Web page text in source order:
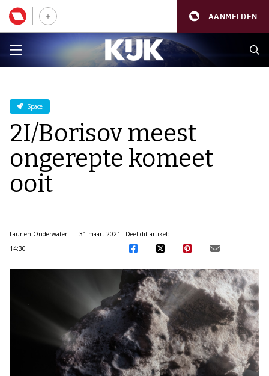
AANMELDEN
Space
2I/Borisov meest
ongerepte komeet
ooit
Laurien Onderwater
31 maart 2021
14:30
Deel dit artikel: